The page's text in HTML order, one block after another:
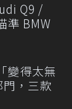
Q9 /
準 BMW
變得太無
，三款